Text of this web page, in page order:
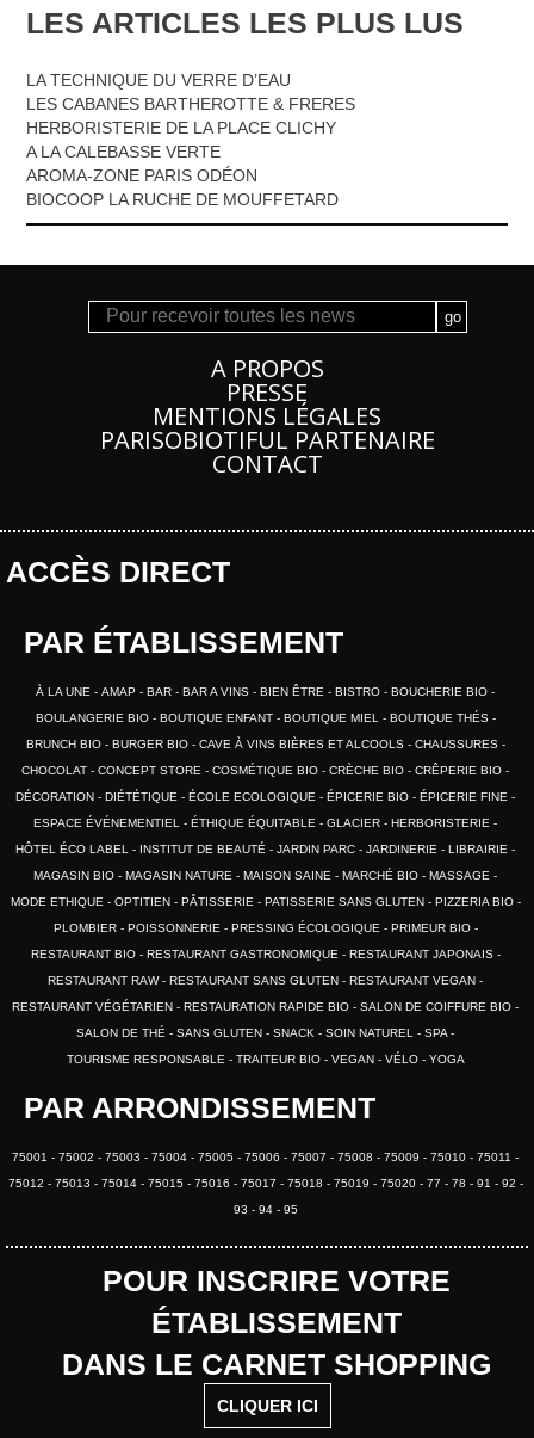
LES ARTICLES LES PLUS LUS
LA TECHNIQUE DU VERRE D’EAU
LES CABANES BARTHEROTTE & FRERES
HERBORISTERIE DE LA PLACE CLICHY
A LA CALEBASSE VERTE
AROMA-ZONE PARIS ODÉON
BIOCOOP LA RUCHE DE MOUFFETARD
A PROPOS
PRESSE
MENTIONS LÉGALES
PARISOBIOTIFUL PARTENAIRE
CONTACT
ACCÈS DIRECT
PAR ÉTABLISSEMENT
À LA UNE AMAP BAR BAR A VINS BIEN ÊTRE BISTRO
BOUCHERIE BIO
BOULANGERIE BIO
BOUTIQUE ENFANT BOUTIQUE MIEL
BOUTIQUE THÉS
BRUNCH BIO
BURGER BIO CAVE À VINS BIÈRES ET ALCOOLS
CHAUSSURES
CHOCOLAT
CONCEPT STORE COSMÉTIQUE BIO CRÈCHE BIO
CRÊPERIE BIO
DÉCORATION
DIÉTÉTIQUE ÉCOLE ECOLOGIQUE ÉPICERIE BIO
ÉPICERIE FINE
ESPACE ÉVÉNEMENTIEL
ÉTHIQUE ÉQUITABLE GLACIER
HERBORISTERIE
HÔTEL ÉCO LABEL
INSTITUT DE BEAUTÉ JARDIN PARC JARDINERIE
LIBRAIRIE
MAGASIN BIO
MAGASIN NATURE MAISON SAINE MARCHÉ BIO
MASSAGE
MODE ETHIQUE
OPTITIEN PÂTISSERIE PATISSERIE SANS GLUTEN
PIZZERIA BIO
PLOMBIER
POISSONNERIE PRESSING ÉCOLOGIQUE
PRIMEUR BIO
RESTAURANT BIO
RESTAURANT GASTRONOMIQUE
RESTAURANT JAPONAIS
RESTAURANT RAW
RESTAURANT SANS GLUTEN
RESTAURANT VEGAN
RESTAURANT VÉGÉTARIEN
RESTAURATION RAPIDE BIO
SALON DE COIFFURE BIO
SALON DE THÉ
SANS GLUTEN SNACK SOIN NATUREL
SPA
TOURISME RESPONSABLE
TRAITEUR BIO VEGAN VÉLO YOGA
PAR ARRONDISSEMENT
75001 75002 75003 75004 75005 75006 75007 75008 75009 75010
75011
75012
75013 75014 75015 75016 75017 75018 75019 75020 77 78 91
92
93
94 95
POUR INSCRIRE VOTRE
ÉTABLISSEMENT
DANS LE CARNET SHOPPING
CLIQUER ICI